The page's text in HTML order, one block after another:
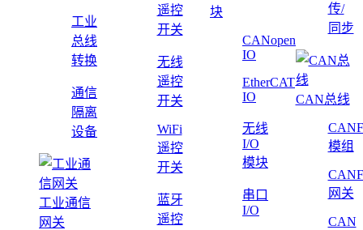
工业
总线
转换
通信
隔离
设备
工业通信
网关
遥控
开关
无线
遥控
开关
WiFi
遥控
开关
蓝牙
遥控
块
CANopen
IO
EtherCAT
IO
无线
I/O
模块
串口
I/O
传/
同步
CAN总线
模组
网关
CAN